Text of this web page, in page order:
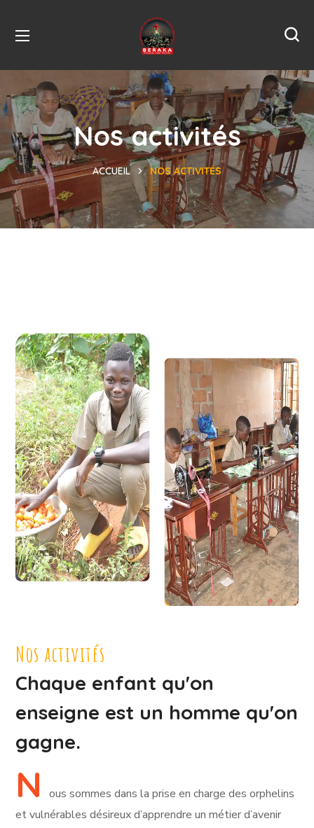
Nos activités
ACCUEIL NOS ACTIVITÉS
Nos activités
Chaque enfant qu'on
enseigne est un homme qu'on
gagne.
N
ous sommes dans la prise en charge des orphelins
et vulnérables désireux d’apprendre un métier d’avenir